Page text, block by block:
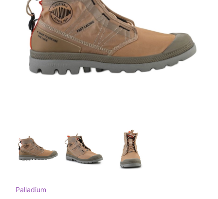
Palladium